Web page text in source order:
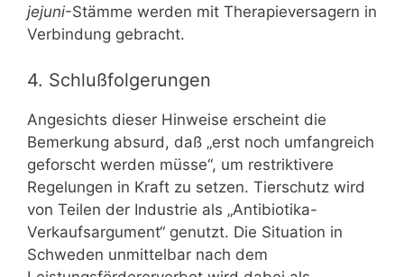
jejuni-Stämme werden mit Therapieversagern in
Verbindung gebracht.
4. Schlußfolgerungen
Angesichts dieser Hinweise erscheint die
Bemerkung absurd, daß „erst noch umfangreich
geforscht werden müsse“, um restriktivere
Regelungen in Kraft zu setzen. Tierschutz wird
von Teilen der Industrie als „Antibiotika-
Verkaufsargument“ genutzt. Die Situation in
Schweden unmittelbar nach dem